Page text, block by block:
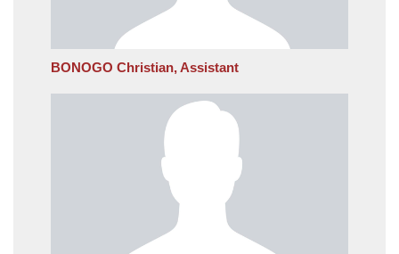
BONOGO Christian, Assistant